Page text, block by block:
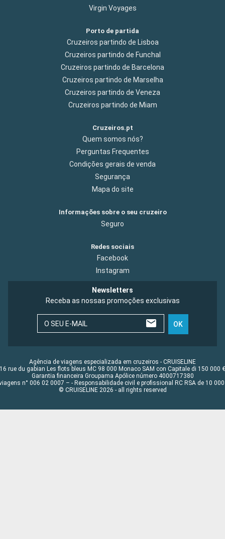
Virgin Voyages
Porto de partida
Cruzeiros partindo de Lisboa
Cruzeiros partindo de Funchal
Cruzeiros partindo de Barcelona
Cruzeiros partindo de Marselha
Cruzeiros partindo de Veneza
Cruzeiros partindo de Miam
Cruzeiros.pt
Quem somos nós?
Perguntas Frequentes
Condições gerais de venda
Segurança
Mapa do site
Informações sobre o seu cruzeiro
Seguro
Redes sociais
Facebook
Instagram
Newsletters
Receba as nossas promoções exclusivas
O SEU E-MAIL OK
Agência de viagens especializada em cruzeiros - CRUISELINE
16 rue du gabian Les flots bleus MC 98 000 Monaco SAM con Capitale di 150 000 €
Garantia financeira Groupama Apólice número 4000717380
n° 006 02 0007 – - Responsabilidade civil e profissional RC RSA de 10 000
© CRUISELINE 2026 - all rights reserved